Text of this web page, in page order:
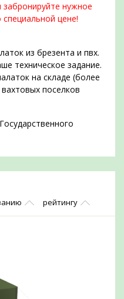
нужное
цене!
из брезента и пвх.
техническое задание.
на складе (более
поселков
рейтингу